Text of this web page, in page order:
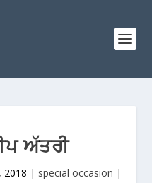
ਅੱਤਰੀ
2018 | special occasion |